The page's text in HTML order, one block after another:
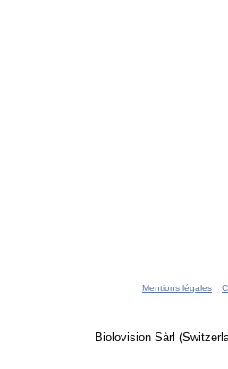
Mentions légales
Biolovision Sàrl